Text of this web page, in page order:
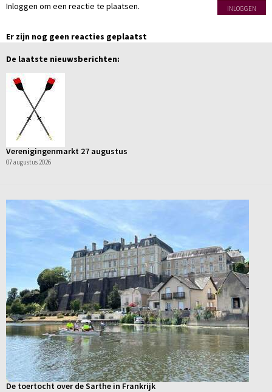
Inloggen om een reactie te plaatsen. INLOGGEN
Er zijn nog geen reacties geplaatst
De laatste nieuwsberichten:
Verenigingenmarkt 27 augustus
07 augustus 2026
De toertocht over de Sarthe in Frankrijk